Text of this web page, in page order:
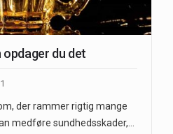
opdager du det
der rammer rigtig mange
medføre sundhedsskader,…